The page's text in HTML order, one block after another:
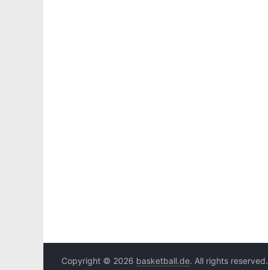
Copyright © 2026 basketball.de. All rights reserved.